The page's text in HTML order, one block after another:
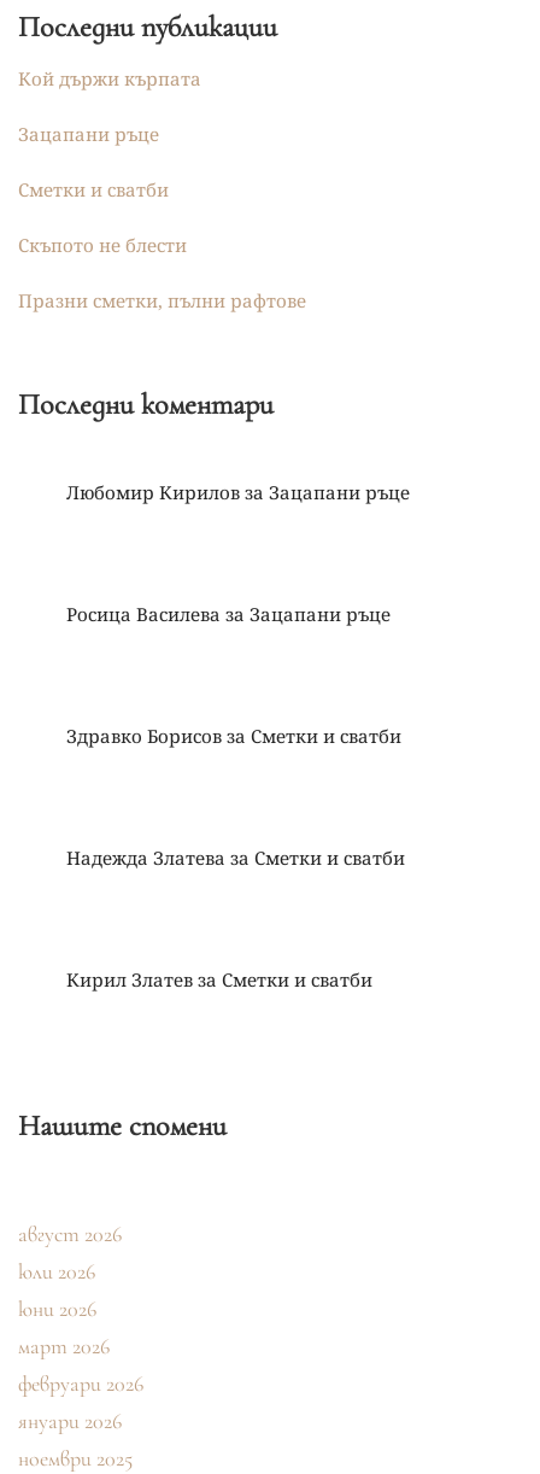
Последни публикации
Кой държи кърпата
Зацапани ръце
Сметки и сватби
Скъпото не блести
Празни сметки, пълни рафтове
Последни коментари
Любомир Кирилов за Зацапани ръце
Росица Василева за Зацапани ръце
Здравко Борисов за Сметки и сватби
Надежда Златева за Сметки и сватби
Кирил Златев за Сметки и сватби
Нашите спомени
август 2026
юли 2026
юни 2026
март 2026
февруари 2026
януари 2026
ноември 2025